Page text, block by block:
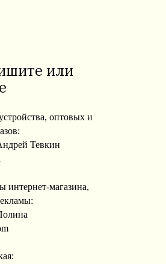
или
оптовых и
Тевкин
интернет-магазина,